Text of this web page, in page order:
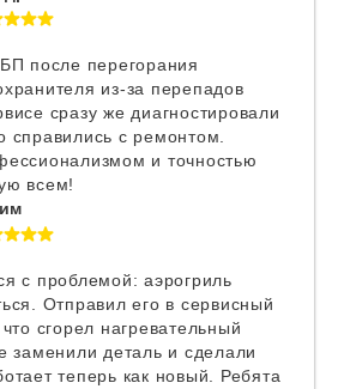
после перегорания
из-за перепадов
сразу же диагностировали
справились с ремонтом.
и точностью
всем!
с проблемой: аэрогриль
Отправил его в сервисный
сгорел нагревательный
заменили деталь и сделали
теперь как новый. Ребята